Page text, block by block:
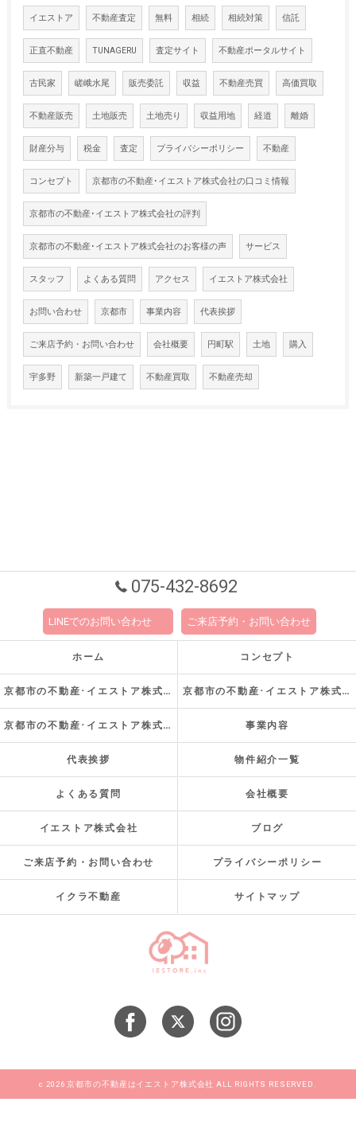
イエストア 不動産査定 無料 相続 相続対策 信託
正直不動産 TUNAGERU 査定サイト 不動産ポータルサイト
古民家 嵯峨水尾 販売委託 収益 不動産売買 高価買取
不動産販売 土地販売 土地売り 収益用地 経道 離婚
財産分与 税金 査定 プライバシーポリシー 不動産
コンセプト 京都市の不動産･イエストア株式会社の口コミ情報
京都市の不動産･イエストア株式会社の評判
京都市の不動産･イエストア株式会社のお客様の声 サービス
スタッフ よくある質問 アクセス イエストア株式会社
お問い合わせ 京都市 事業内容 代表挨拶
ご来店予約・お問い合わせ 会社概要 円町駅 土地 購入
宇多野 新築一戸建て 不動産買取 不動産売却
075-432-8692
LINEでのお問い合わせ ご来店予約・お問い合わせ
ホーム コンセプト
京都市の不動産･イエストア株式会社の口コミ情報 京都市の不動産･イエストア株式会社の評判
京都市の不動産･イエストア株式会社のお客様の声 事業内容
代表挨拶 物件紹介一覧
よくある質問 会社概要
イエストア株式会社 ブログ
ご来店予約・お問い合わせ プライバシーポリシー
イクラ不動産 サイトマップ
c 2026 京都市の不動産はイエストア株式会社 ALL RIGHTS RESERVED.